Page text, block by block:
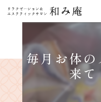
毎月お体
来て